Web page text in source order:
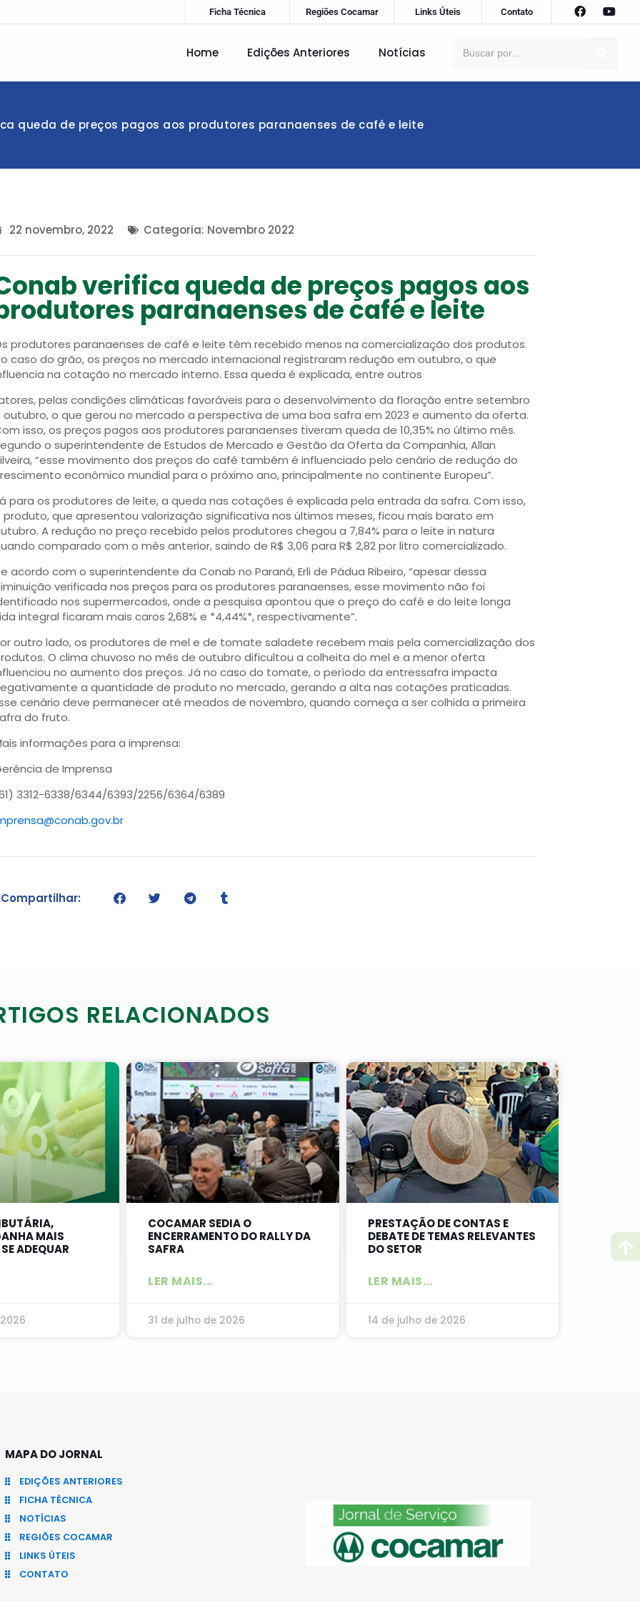
Ficha Técnica Regiões Cocamar Links Úteis Contato
Home Edições Anteriores Notícias
queda de preços pagos aos produtores paranaenses de café e leite
22 novembro, 2022 Categoria: Novembro 2022
verifica queda de preços pagos aos
paranaenses de café e leite
produtores paranaenses de café e leite têm recebido menos na comercialização dos produtos.
caso do grão, os preços no mercado internacional registraram redução em outubro, o que
na cotação no mercado interno. Essa queda é explicada, entre outros
pelas condições climáticas favoráveis para o desenvolvimento da floração entre setembro
outubro, o que gerou no mercado a perspectiva de uma boa safra em 2023 e aumento da oferta.
isso, os preços pagos aos produtores paranaenses tiveram queda de 10,35% no último mês.
o superintendente de Estudos de Mercado e Gestão da Oferta da Companhia, Allan
“esse movimento dos preços do café também é influenciado pelo cenário de redução do
econômico mundial para o próximo ano, principalmente no continente Europeu”.
para os produtores de leite, a queda nas cotações é explicada pela entrada da safra. Com isso,
produto, que apresentou valorização significativa nos últimos meses, ficou mais barato em
A redução no preço recebido pelos produtores chegou a 7,84% para o leite in natura
comparado com o mês anterior, saindo de R$ 3,06 para R$ 2,82 por litro comercializado.
acordo com o superintendente da Conab no Paraná, Erli de Pádua Ribeiro, “apesar dessa
verificada nos preços para os produtores paranaenses, esse movimento não foi
nos supermercados, onde a pesquisa apontou que o preço do café e do leite longa
integral ficaram mais caros 2,68% e *4,44%*, respectivamente”.
outro lado, os produtores de mel e de tomate saladete recebem mais pela comercialização dos
O clima chuvoso no mês de outubro dificultou a colheita do mel e a menor oferta
no aumento dos preços. Já no caso do tomate, o período da entressafra impacta
a quantidade de produto no mercado, gerando a alta nas cotações praticadas.
cenário deve permanecer até meados de novembro, quando começa a ser colhida a primeira
do fruto.
informações para a imprensa:
de Imprensa
3312-6338/6344/6393/2256/6364/6389
Compartilhar:
RELACIONADOS
MAIS
ADEQUAR
COCAMAR SEDIA O
ENCERRAMENTO DO RALLY DA
SAFRA
LER MAIS...
31 de julho de 2026
PRESTAÇÃO DE CONTAS E
DEBATE DE TEMAS RELEVANTES
DO SETOR
LER MAIS...
14 de julho de 2026
MAPA DO JORNAL
EDIÇÕES ANTERIORES
FICHA TÉCNICA
NOTÍCIAS
REGIÕES COCAMAR
LINKS ÚTEIS
CONTATO